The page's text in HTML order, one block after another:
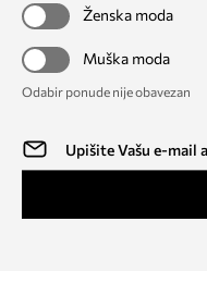
Ženska moda
Muška moda
Odabir ponude nije obavezan